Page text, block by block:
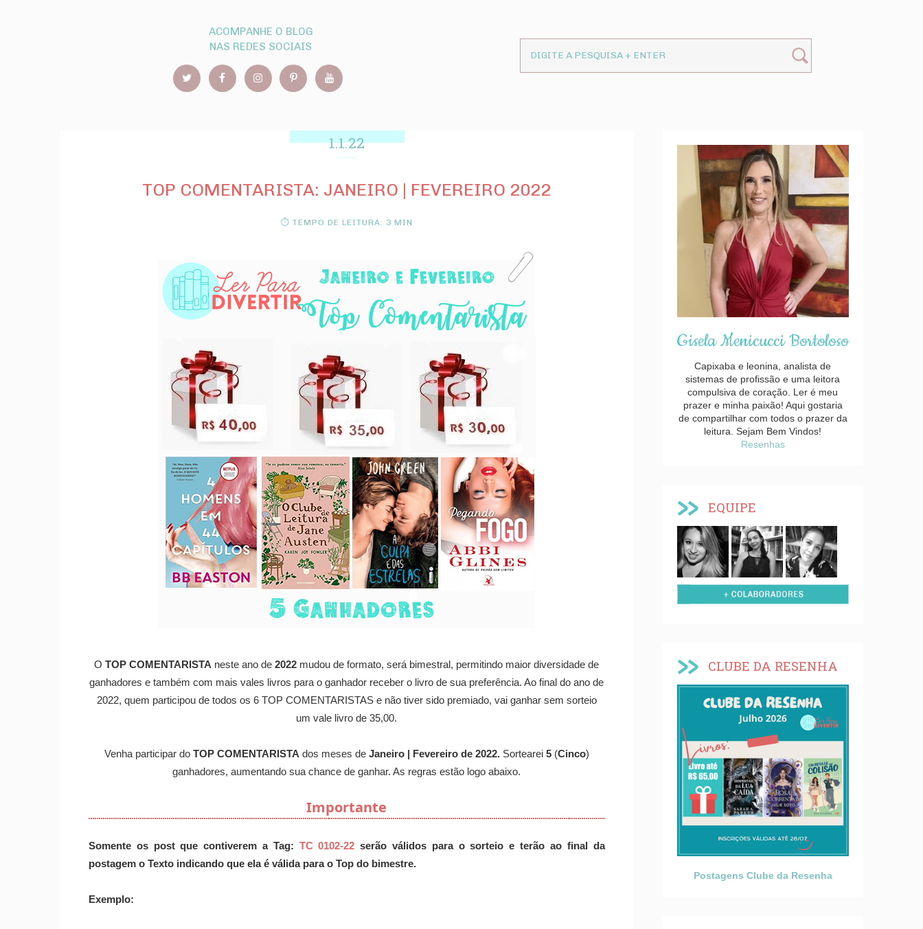
ACOMPANHE O BLOG
NAS REDES SOCIAIS
1.1.22
TOP COMENTARISTA: JANEIRO | FEVEREIRO 2022
⏱ TEMPO DE LEITURA: 3 MIN
OTOP COMENTARISTA neste ano de2022 mudou de formato, será bimestral, permitindo maior diversidade de
ganhadores e também com mais vales livros para o ganhador receber o livro de sua preferência. Ao final do ano de
2022, quem participou de todos os 6 TOP COMENTARISTAS e não tiver sido premiado, vai ganhar sem sorteio
um vale livro de 35,00.
Venha participar do TOP COMENTARISTA dos meses de Janeiro | Fevereiro de 2022.Sortearei 5(Cinco)
ganhadores, aumentando sua chance de ganhar. As regras estão logo abaixo.
Importante
Somente os post que contiverem a Tag: TC 0102-22 serão válidos para o sorteio e terão ao final da
postagem o Texto indicando que ela é válida para o Top do bimestre.
Exemplo:
Gisela Menicucci Bortoloso
Capixaba e leonina, analista de
sistemas de profissão e uma leitora
compulsiva de coração. Ler é meu
prazer e minha paixão! Aqui gostaria
de compartilhar com todos o prazer da
leitura. Sejam Bem Vindos!
Resenhas
EQUIPE
CLUBE DA RESENHA
Postagens Clube da Resenha